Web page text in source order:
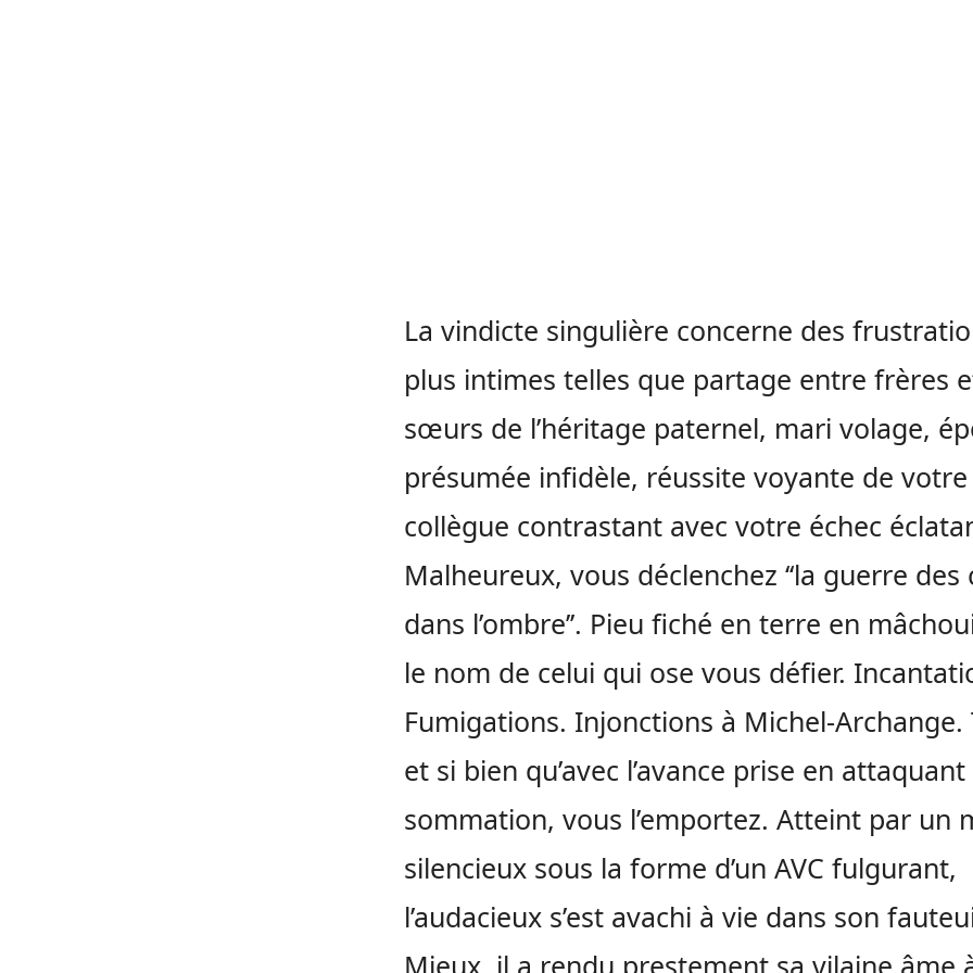
La vindicte singulière concerne des
plus intimes telles que partage entre frères
sœurs de l’héritage paternel, mari volage,
présumée infidèle, réussite voyante de votre
collègue contrastant avec votre échec
Malheureux, vous déclenchez ‘‘la guerre des
dans l’ombre’’. Pieu fiché en terre en
le nom de celui qui ose vous défier.
Fumigations. Injonctions à Michel-Archange.
et si bien qu’avec l’avance prise en attaquant
sommation, vous l’emportez. Atteint par un
silencieux sous la forme d’un AVC fulgurant,
l’audacieux s’est avachi à vie dans son